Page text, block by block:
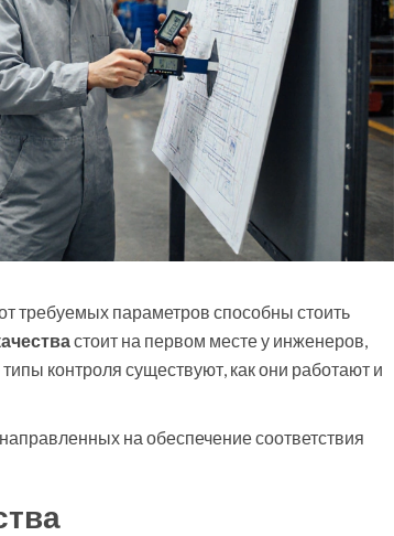
требуемых параметров способны стоить
стоит на первом месте у инженеров,
контроля существуют, как они работают и
на обеспечение соответствия